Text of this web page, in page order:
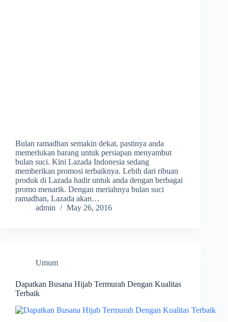
Bulan ramadhan semakin dekat, pastinya anda
memerlukan barang untuk persiapan menyambut
bulan suci. Kini Lazada Indonesia sedang
memberikan promosi terbaiknya. Lebih dari ribuan
produk di Lazada hadir untuk anda dengan berbagai
promo menarik. Dengan meriahnya bulan suci
ramadhan, Lazada akan…
admin
May 26, 2016
Umum
Dapatkan Busana Hijab Termurah Dengan Kualitas
Terbaik